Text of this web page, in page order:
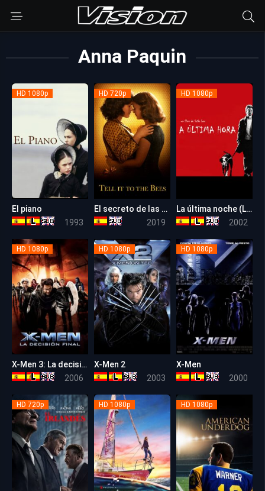
Anna Paquin
HD 1080p
El piano
1993
HD 720p
El secreto de las abejas
2019
7.6
HD 1080p
La última noche (La hora 25)
2002
HD 1080p
X-Men 3: La decisión final
2006
HD 1080p
X-Men 2
2003
HD 1080p
X-Men
2000
HD 720p HD 1080p HD 1080p